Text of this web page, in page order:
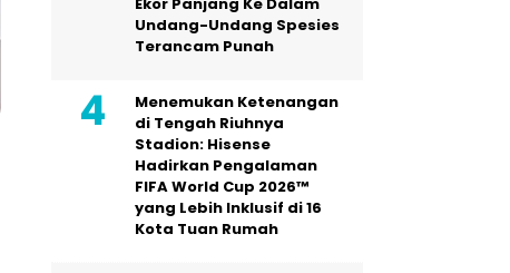
Undang-Undang Spesies
Terancam Punah
Menemukan Ketenangan
di Tengah Riuhnya
Stadion: Hisense
Hadirkan Pengalaman
FIFA World Cup 2026™
yang Lebih Inklusif di 16
Kota Tuan Rumah